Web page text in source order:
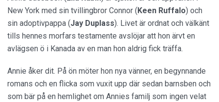
New York med sin tvillingbror Connor ( Keen Ruffalo) och
sin adoptivpappa (Jay Duplass). Livet är ordnat och välkänt
tills hennes morfars testamente avslöjar att hon ärvt en
avlägsen ö i Kanada av en man hon aldrig fick träffa.
Annie åker dit. På ön möter hon nya vänner, en begynnande
romans och en flicka som vuxit upp där sedan barnsben och
som bär på en hemlighet om Annies familj som ingen velat